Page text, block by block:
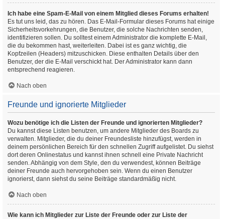
Ich habe eine Spam-E-Mail von einem Mitglied dieses Forums erhalten!
Es tut uns leid, das zu hören. Das E-Mail-Formular dieses Forums hat einige
Sicherheitsvorkehrungen, die Benutzer, die solche Nachrichten senden,
identifizieren sollen. Du solltest einem Administrator die komplette E-Mail,
die du bekommen hast, weiterleiten. Dabei ist es ganz wichtig, die
Kopfzeilen (Headers) mitzuschicken. Diese enthalten Details über den
Benutzer, der die E-Mail verschickt hat. Der Administrator kann dann
entsprechend reagieren.
Nach oben
Freunde und ignorierte Mitglieder
Wozu benötige ich die Listen der Freunde und ignorierten Mitglieder?
Du kannst diese Listen benutzen, um andere Mitglieder des Boards zu
verwalten. Mitglieder, die du deiner Freundesliste hinzufügst, werden in
deinem persönlichen Bereich für den schnellen Zugriff aufgelistet. Du siehst
dort deren Onlinestatus und kannst ihnen schnell eine Private Nachricht
senden. Abhängig von dem Style, den du verwendest, können Beiträge
deiner Freunde auch hervorgehoben sein. Wenn du einen Benutzer
ignorierst, dann siehst du seine Beiträge standardmäßig nicht.
Nach oben
Wie kann ich Mitglieder zur Liste der Freunde oder zur Liste der